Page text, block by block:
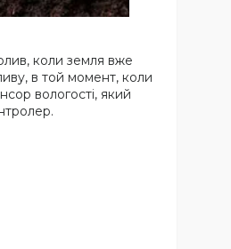
коли земля вже
в той момент, коли
вологості, який